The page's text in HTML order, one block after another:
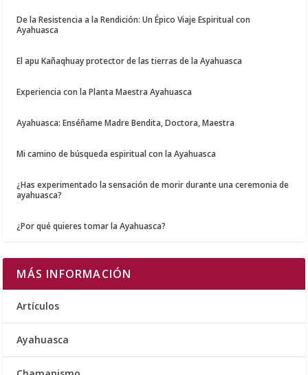
De la Resistencia a la Rendición: Un Épico Viaje Espiritual con
Ayahuasca
El apu Kañaqhuay protector de las tierras de la Ayahuasca
Experiencia con la Planta Maestra Ayahuasca
Ayahuasca: Enséñame Madre Bendita, Doctora, Maestra
Mi camino de búsqueda espiritual con la Ayahuasca
¿Has experimentado la sensación de morir durante una ceremonia de
ayahuasca?
¿Por qué quieres tomar la Ayahuasca?
MÁS INFORMACIÓN
Artículos
Ayahuasca